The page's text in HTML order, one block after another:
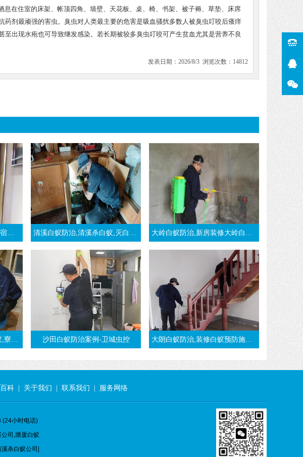
在住室的床架、帐顶四角、墙壁、天花板、桌、椅、书架、被子褥、草垫、床席
剂最顽强的害虫。臭虫对人类最主要的危害是吸血骚扰多数人被臭虫叮咬后瘙痒
出现水疱也可导致继发感染。若长期被较多臭虫叮咬可产生贫血尤其是营养不良
发表日期：2026/8/3 浏览次数：14812
蚤 清溪白蚁防治,清溪杀白蚁,灭白蚁,治白蚁,清溪白蚁防治,清溪白蚁预防-东莞清溪白蚁公司 大岭白蚁防治,新房装修大岭白蚁预防案例-东莞大岭白蚁公司
公司 沙田白蚁防治案例-卫城虫控 大朗白蚁防治,装修白蚁预防施工方法-东莞大朗灭白蚁公司
科 关于我们 联系我们 服务网络
小时电话)
司,塘厦白蚁
杀白蚁公司|